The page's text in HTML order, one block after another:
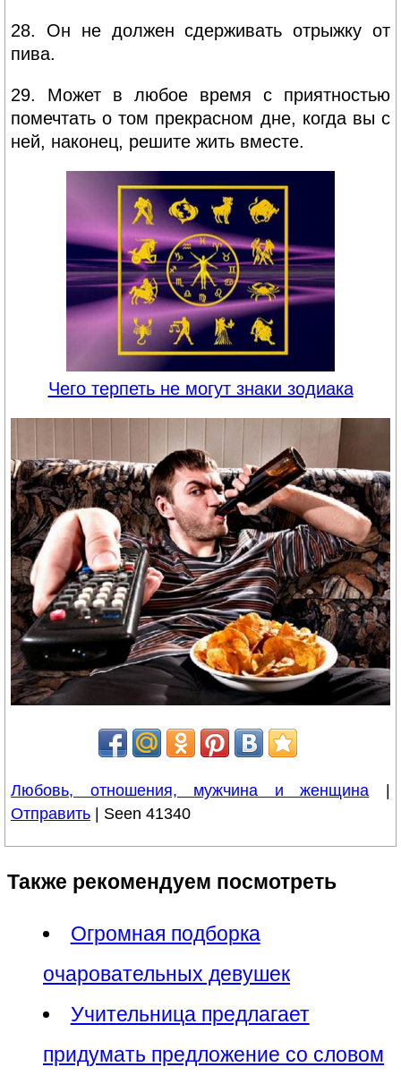
28. Он не должен сдерживать отрыжку от
пива.
29. Может в любое время с приятностью
помечтать о том прекрасном дне, когда вы с
ней, наконец, решите жить вместе.
Чего терпеть не могут знаки зодиака
Любовь, отношения, мужчина и женщина |
Отправить | Seen 41340
Также рекомендуем посмотреть
Огромная подборка
очаровательных девушек
Учительница предлагает
придумать предложение со словом